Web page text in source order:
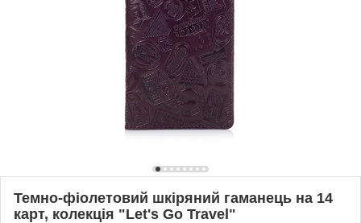
Темно-фіолетовий шкіряний гаманець на 14
карт, колекція "Let's Go Travel"